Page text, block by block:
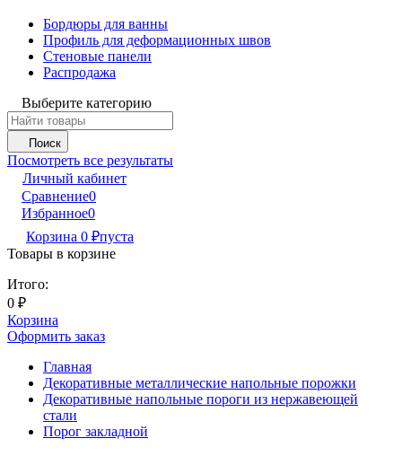
Бордюры для ванны
Профиль для деформационных швов
Стеновые панели
Распродажа
Выберите категорию
Поиск
Посмотреть все результаты
Личный кабинет
Сравнение0
Избранное0
Корзина 0 ₽пуста
Товары в корзине
Итого:
0 ₽
Корзина
Оформить заказ
Главная
Декоративные металлические напольные порожки
Декоративные напольные пороги из нержавеющей
стали
Порог закладной